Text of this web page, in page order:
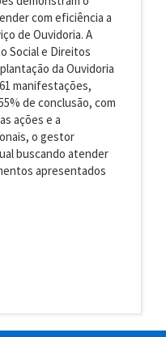
com eficiência a
de Ouvidoria. A
Social e Direitos
da Ouvidoria
manifestações,
de conclusão, com
ações e a
o gestor
buscando atender
apresentados